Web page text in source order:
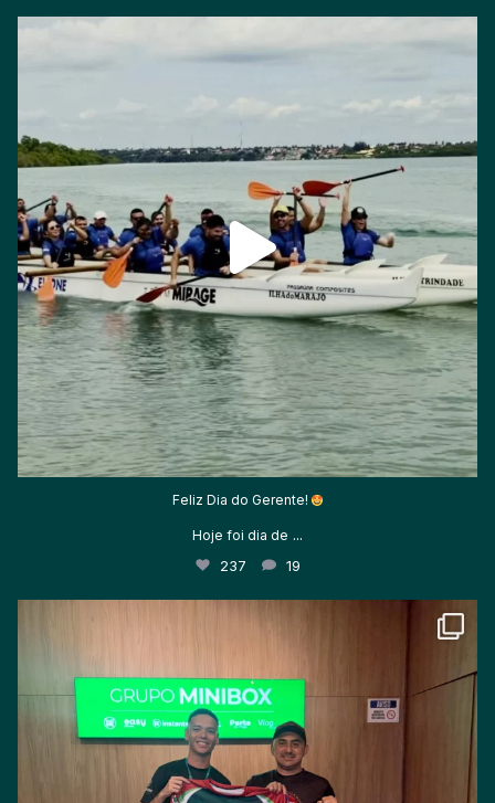
Hoje foi dia de
237
Feliz Dia do Gerente!
Hoje foi dia de ...
237 19